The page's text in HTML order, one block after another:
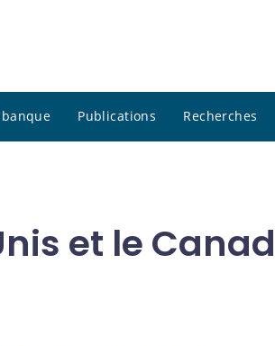
Publications Recherches
et le